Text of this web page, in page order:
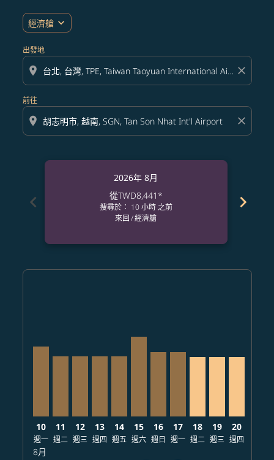
經濟艙 expand_more
出發地
location_on close
前往
location_on close
chevron_left
2026年 8月
從TWD8,441*
搜尋於： 10 小時 之前
來回/經濟艙
chevron_right
TPE–SGN, 2026/08/10 – 2026/09/09: 從 TWD9,912
10
週一
8月
11
週二
12
週三
13
週四
14
週五
15
週六
16
週日
17
週一
18
週二
19
週三
20
週四